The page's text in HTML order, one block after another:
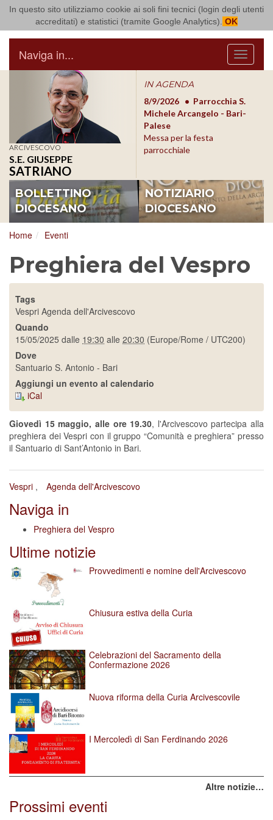
In questo sito utilizziamo cookie ai soli fini tecnici (login degli utenti
accreditati) e statistici (tramite Google Analytics). OK
Arcidiocesi di Bari Bitonto
Menu
Naviga in...
ARCIVESCOVO
S.E. GIUSEPPE
SATRIANO
IN AGENDA
8/17/2026
Conversano
Conferenza Episcopale
Pugliese
8/9/2026
Parrocchia S.
Michele Arcangelo - Bari-
Palese
Messa per la festa
parrocchiale
BOLLETTINO
DIOCESANO
NOTIZIARIO
DIOCESANO
Home Eventi
Preghiera del Vespro
Tags
Vespri Agenda dell'Arcivescovo
Quando
15/05/2025 dalle 19:30 alle 20:30 (Europe/Rome / UTC200)
Dove
Santuario S. Antonio - Bari
Aggiungi un evento al calendario
iCal
Giovedì 15 maggio, alle ore 19.30, l'Arcivescovo partecipa alla
preghiera dei Vespri con il gruppo “Comunità e preghiera” presso
il Santuario di Sant’Antonio in Bari.
Vespri Agenda dell'Arcivescovo
Naviga in
Preghiera del Vespro
Ultime notizie
Provvedimenti e nomine dell'Arcivescovo
Chiusura estiva della Curia
Celebrazioni del Sacramento della
Confermazione 2026
Nuova riforma della Curia Arcivescovile
I Mercoledì di San Ferdinando 2026
Altre notizie…
Prossimi eventi